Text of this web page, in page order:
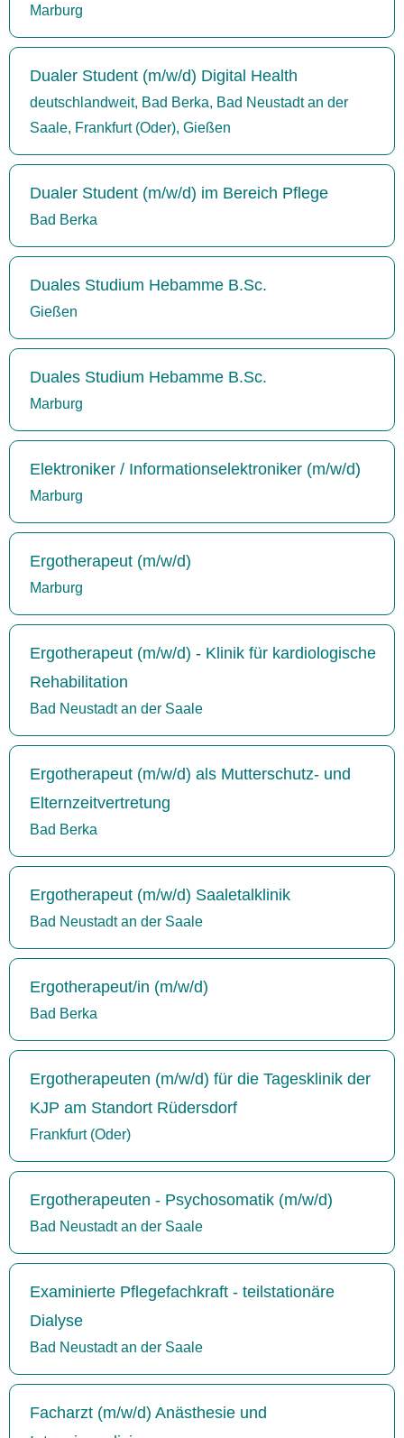
Marburg
Dualer Student (m/w/d) Digital Health
deutschlandweit, Bad Berka, Bad Neustadt an der
Saale, Frankfurt (Oder), Gießen
Dualer Student (m/w/d) im Bereich Pflege
Bad Berka
Duales Studium Hebamme B.Sc.
Gießen
Duales Studium Hebamme B.Sc.
Marburg
Elektroniker / Informationselektroniker (m/w/d)
Marburg
Ergotherapeut (m/w/d)
Marburg
Ergotherapeut (m/w/d) - Klinik für kardiologische
Rehabilitation
Bad Neustadt an der Saale
Ergotherapeut (m/w/d) als Mutterschutz- und
Elternzeitvertretung
Bad Berka
Ergotherapeut (m/w/d) Saaletalklinik
Bad Neustadt an der Saale
Ergotherapeut/in (m/w/d)
Bad Berka
Ergotherapeuten (m/w/d) für die Tagesklinik der
KJP am Standort Rüdersdorf
Frankfurt (Oder)
Ergotherapeuten - Psychosomatik (m/w/d)
Bad Neustadt an der Saale
Examinierte Pflegefachkraft - teilstationäre
Dialyse
Bad Neustadt an der Saale
Facharzt (m/w/d) Anästhesie und